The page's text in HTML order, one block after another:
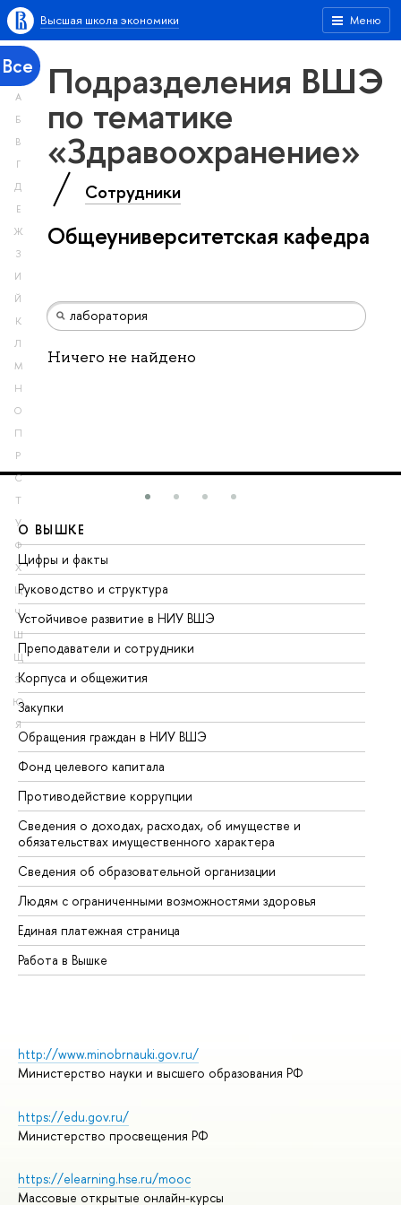
Меню
Высшая школа экономики
Все
А
Б
В
Г
Д
Е
Ж
З
И
Й
К
Л
М
Н
О
П
Р
С
Т
У
Ф
Х
Ц
Ч
Ш
Щ
Э
Ю
Я
Подразделения ВШЭ
по тематике
«Здравоохранение»
Сотрудники
Общеуниверситетская кафедра
Ничего не найдено
О ВЫШКЕ
Цифры и факты
Руководство и структура
Устойчивое развитие в НИУ ВШЭ
Преподаватели и сотрудники
Корпуса и общежития
Закупки
Обращения граждан в НИУ ВШЭ
Фонд целевого капитала
Противодействие коррупции
Сведения о доходах, расходах, об имуществе и
обязательствах имущественного характера
Сведения об образовательной организации
Людям с ограниченными возможностями здоровья
Единая платежная страница
Работа в Вышке
http://www.minobrnauki.gov.ru/
Министерство науки и высшего образования РФ
https://edu.gov.ru/
Министерство просвещения РФ
https://elearning.hse.ru/mooc
Массовые открытые онлайн-курсы